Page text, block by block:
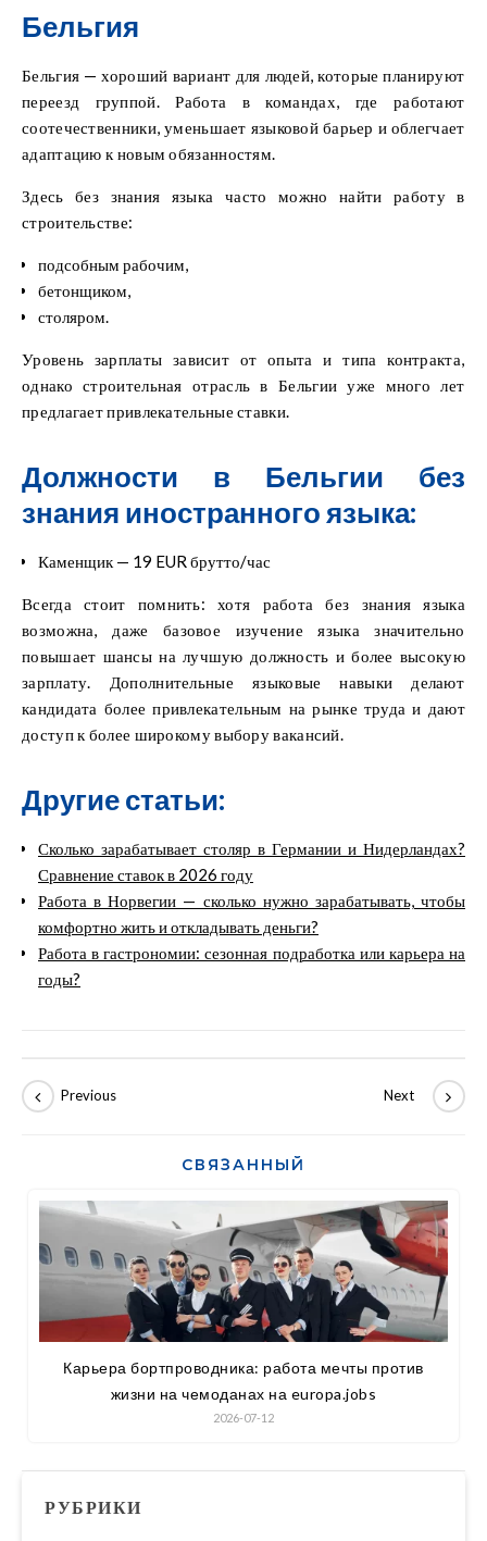
Бельгия
Бельгия — хороший вариант для людей, которые планируют
переезд группой. Работа в командах, где работают
соотечественники, уменьшает языковой барьер и облегчает
адаптацию к новым обязанностям.
Здесь без знания языка часто можно найти работу в
строительстве:
подсобным рабочим,
бетонщиком,
столяром.
Уровень зарплаты зависит от опыта и типа контракта,
однако строительная отрасль в Бельгии уже много лет
предлагает привлекательные ставки.
Должности в Бельгии без
знания иностранного языка:
Каменщик — 19 EUR брутто/час
Всегда стоит помнить: хотя работа без знания языка
возможна, даже базовое изучение языка значительно
повышает шансы на лучшую должность и более высокую
зарплату. Дополнительные языковые навыки делают
кандидата более привлекательным на рынке труда и дают
доступ к более широкому выбору вакансий.
Другие статьи:
Сколько зарабатывает столяр в Германии и Нидерландах?
Сравнение ставок в 2026 году
Работа в Норвегии — сколько нужно зарабатывать, чтобы
комфортно жить и откладывать деньги?
Работа в гастрономии: сезонная подработка или карьера на
годы?
СВЯЗАННЫЙ
Карьера бортпроводника: работа мечты против
жизни на чемоданах на europa.jobs
2026-07-12
РУБРИКИ